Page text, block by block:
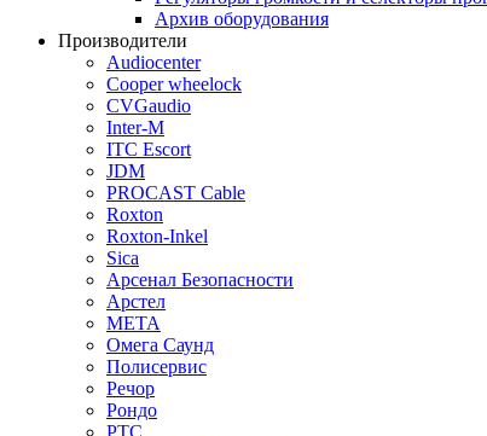
Архив оборудования
Производители
Audiocenter
Cooper wheelock
CVGaudio
Inter-M
ITC Escort
JDM
PROCAST Cable
Roxton
Roxton-Inkel
Sica
Арсенал Безопасности
Арстел
МЕТА
Омега Саунд
Полисервис
Речор
Рондо
РТС